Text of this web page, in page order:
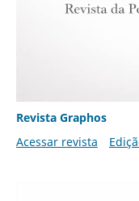
Revista Graphos
Acessar revista